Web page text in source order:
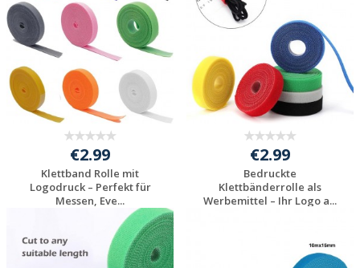
€2.99
Klettband Rolle mit
Logodruck – Perfekt für
Messen, Eve...
Jetzt Angebot
anfordern
€2.99
Bedruckte
Klettbänderrolle als
Werbemittel – Ihr Logo a...